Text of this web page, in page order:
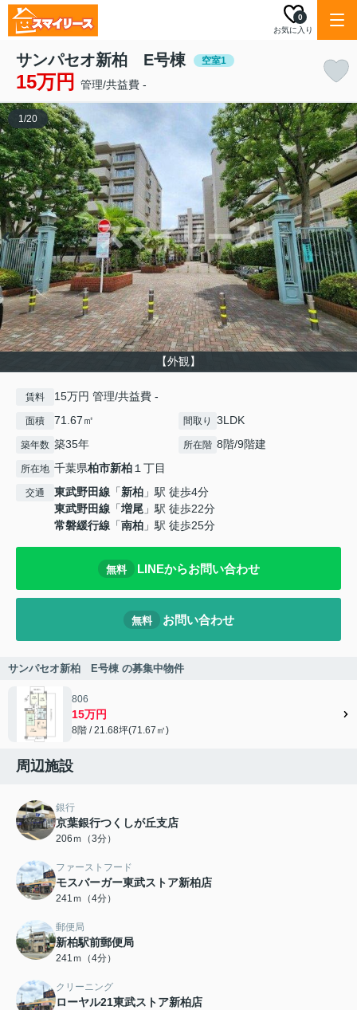
お気に入り
0
サンパセオ新柏 E号棟 空室1
15万円 管理/共益費 -
【外観】
1/20
賃料 15万円 管理/共益費 -
面積 71.67㎡ 間取り 3LDK
築年数 築35年 所在階 8階/9階建
所在地 千葉県柏市新柏１丁目
交通 東武野田線 「新柏 」駅 徒歩4分
東武野田線 「増尾 」駅 徒歩22分
常磐緩行線 「南柏 」駅 徒歩25分
無料 LINEからお問い合わせ
無料 お問い合わせ
サンパセオ新柏 E号棟 の募集中物件
806
15万円
8階 / 21.68坪(71.67㎡)
周辺施設
銀行
京葉銀行つくしが丘支店
206ｍ（3分）
ファーストフード
モスバーガー東武ストア新柏店
241ｍ（4分）
郵便局
新柏駅前郵便局
241ｍ（4分）
クリーニング
ローヤル21東武ストア新柏店